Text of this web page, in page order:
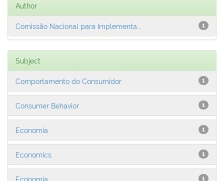
Author
1
Comissão Nacional para Implementa...
Subject
1
Comportamento do Consumidor
1
Consumer Behavior
1
Economia
1
Economics
1
Economía